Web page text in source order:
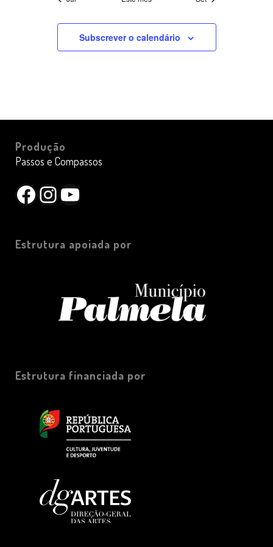
Subscrever o calendário
Produção
Passos e Compassos
Facebook
Instagram
YouTube
Estrutura apoiada por
Estrutura financiada por